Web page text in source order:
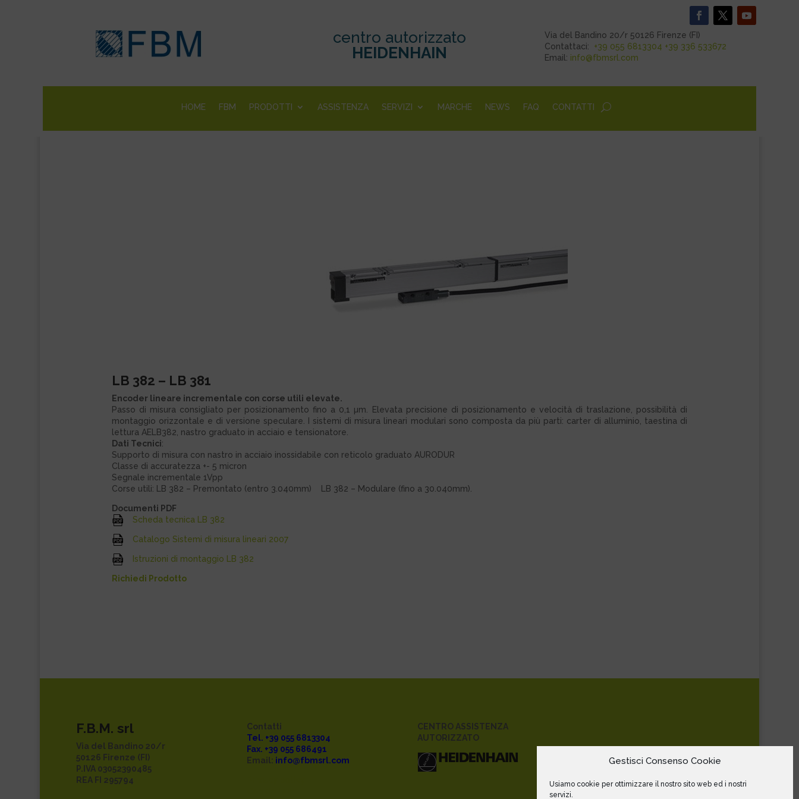
Gestisci Consenso Cookie
Usiamo cookie per ottimizzare il nostro sito web ed i nostri
servizi.
centro autorizzato
HEIDENHAIN
Via del Bandino 20/r 50126 Firenze (FI)
Contattaci: +39 055 6813304 +39 336 533672
Email: info@fbmsrl.com
HOME FBM PRODOTTI ASSISTENZA SERVIZI MARCHE NEWS FAQ CONTATTI
LB 382 – LB 381
Encoder lineare incrementale con corse utili elevate.
Passo di misura consigliato per posizionamento fino a 0,1 µm. Elevata precisione di posizionamento e velocità di traslazione, possibilità di
montaggio orizzontale e di versione speculare. I sistemi di misura lineari modulari sono composta da più parti: carter di alluminio, taestina di
lettura AELB382, nastro graduato in acciaio e tensionatore.
Dati Tecnici:
Supporto di misura con nastro in acciaio inossidabile con reticolo graduato AURODUR
Classe di accuratezza +- 5 micron
Segnale incrementale 1Vpp
Corse utili: LB 382 – Premontato (entro 3.040mm) LB 382 – Modulare (fino a 30.040mm).
Documenti PDF
Scheda tecnica LB 382
Catalogo Sistemi di misura lineari 2007
Istruzioni di montaggio LB 382
Richiedi Prodotto
F.B.M. srl
Via del Bandino 20/r
50126 Firenze (FI)
P.IVA 03052390485
REA FI 295794
Contatti
Tel. +39 055 6813304
Fax. +39 055 686491
Email: info@fbmsrl.com
CENTRO ASSISTENZA
AUTORIZZATO